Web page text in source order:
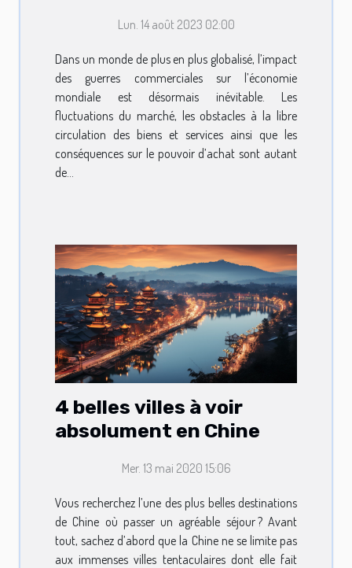
Lun. 14 août 2023 02:00
Dans un monde de plus en plus globalisé, l’impact
des guerres commerciales sur l’économie
mondiale est désormais inévitable. Les
fluctuations du marché, les obstacles à la libre
circulation des biens et services ainsi que les
conséquences sur le pouvoir d’achat sont autant
de...
4 belles villes à voir
absolument en Chine
Mer. 13 mai 2020 15:06
Vous recherchez l’une des plus belles destinations
de Chine où passer un agréable séjour ? Avant
tout, sachez d’abord que la Chine ne se limite pas
aux immenses villes tentaculaires dont elle fait